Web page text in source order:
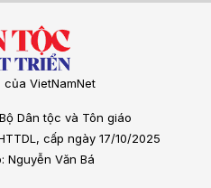
VietNamNet
Dân tộc và Tôn giáo
cấp ngày 17/10/2025
Nguyễn Văn Bá